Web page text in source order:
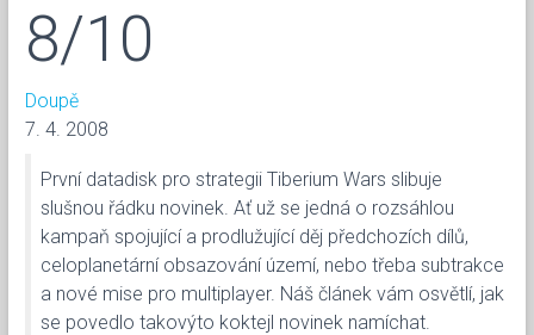
8/10
Doupě
7. 4. 2008
První datadisk pro strategii Tiberium Wars slibuje
slušnou řádku novinek. Ať už se jedná o rozsáhlou
kampaň spojující a prodlužující děj předchozích dílů,
celoplanetární obsazování území, nebo třeba subtrakce
a nové mise pro multiplayer. Náš článek vám osvětlí, jak
se povedlo takovýto koktejl novinek namíchat.